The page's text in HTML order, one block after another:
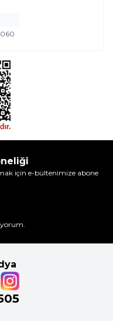
için e-bültenimize abone